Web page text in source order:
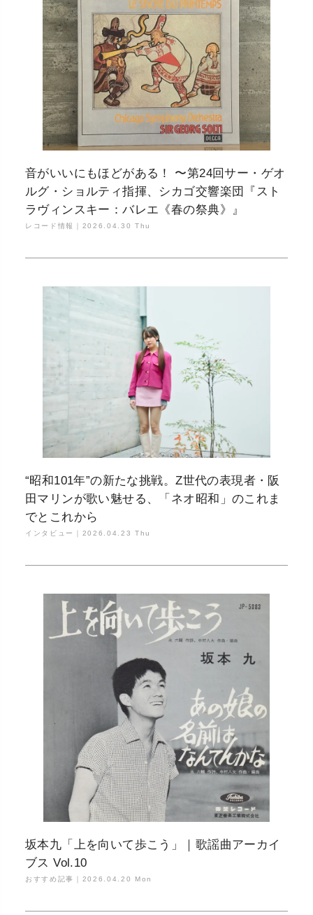
音がいいにもほどがある！ 〜第24回サー・ゲオ
ルグ・ショルティ指揮、シカゴ交響楽団『スト
ラヴィンスキー：バレエ《春の祭典》』
レコード情報｜ 2026.04.30 Thu
“昭和101年”の新たな挑戦。Z世代の表現者・阪
田マリンが歌い魅せる、「ネオ昭和」のこれま
でとこれから
インタビュー｜ 2026.04.23 Thu
坂本九「上を向いて歩こう」｜歌謡曲アーカイ
ブス Vol.10
おすすめ記事｜ 2026.04.20 Mon